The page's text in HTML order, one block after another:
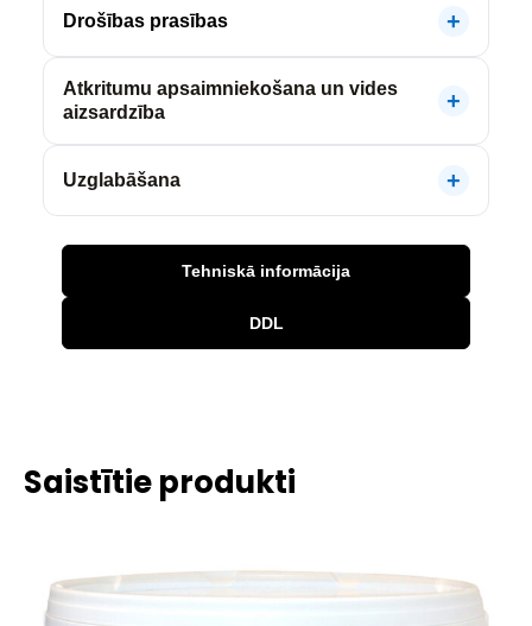
Drošības prasības
Atkritumu apsaimniekošana un vides
aizsardzība
Uzglabāšana
Tehniskā informācija
DDL
Saistītie produkti